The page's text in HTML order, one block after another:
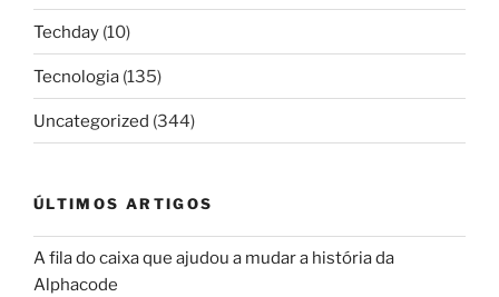
Techday (10)
Tecnologia (135)
Uncategorized (344)
ÚLTIMOS ARTIGOS
A fila do caixa que ajudou a mudar a história da
Alphacode